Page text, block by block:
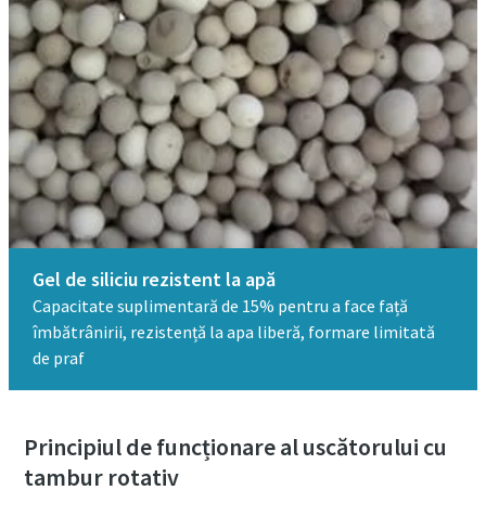
Gel de siliciu rezistent la apă​
Capacitate suplimentară de 15% pentru a face față
îmbătrânirii, rezistență la apa liberă, formare limitată
de praf​
Principiul de funcționare al uscătorului cu
tambur rotativ